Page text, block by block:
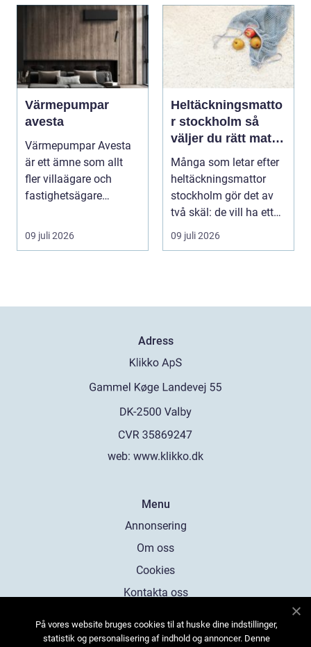
Värmepumpar
avesta
Värmepumpar Avesta
är ett ämne som allt
fler villaägare och
fastighetsägare
09 juli 2026
Heltäckningsmatto
r stockholm så
väljer du rätt matta
för hem och kontor
Många som letar efter
heltäckningsmattor
stockholm gör det av
två skäl: de vill ha ett
tystare och m...
09 juli 2026
Adress
web: www.klikko.dk
Menu
Annonsering
Om oss
Cookies
Kontakta oss
På vores website bruges cookies til at huske dine indstillinger,
statistik og personalisering af indhold og annoncer. Denne